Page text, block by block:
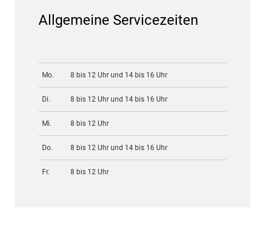
Allgemeine Servicezeiten
Mo. 8 bis 12 Uhr und 14 bis 16 Uhr
Di. 8 bis 12 Uhr und 14 bis 16 Uhr
Mi. 8 bis 12 Uhr
Do. 8 bis 12 Uhr und 14 bis 16 Uhr
Fr. 8 bis 12 Uhr